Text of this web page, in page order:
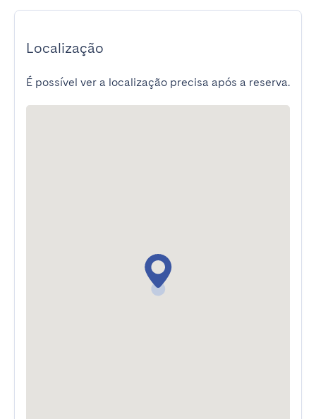
Localização
É possível ver a localização precisa após a reserva.